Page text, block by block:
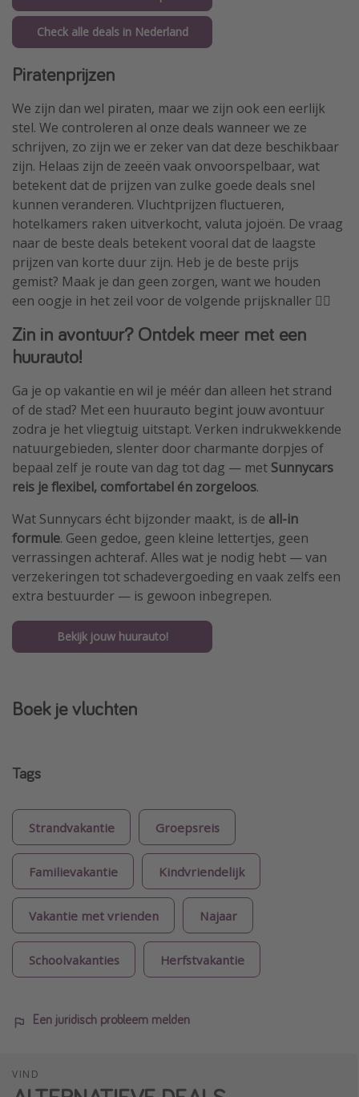
Check alle deals in Nederland
Piratenprijzen
We zijn dan wel piraten, maar we zijn ook een eerlijk
stel. We controleren al onze deals wanneer we ze
schrijven, zo zijn we er zeker van dat deze beschikbaar
zijn. Helaas zijn de zeeën vaak onvoorspelbaar, wat
betekent dat de prijzen van zulke goede deals snel
kunnen veranderen. Vluchtprijzen fluctueren,
hotelkamers raken uitverkocht, valuta jojoën. De vraag
naar de beste deals betekent vooral dat de laagste
prijzen van korte duur zijn. Heb je de beste prijs
gemist? Maak je dan geen zorgen, want we houden
een oogje in het zeil voor de volgende prijsknaller 🏴‍☠️
Zin in avontuur? Ontdek meer met een
huurauto!
Ga je op vakantie en wil je méér dan alleen het strand
of de stad? Met een huurauto begint jouw avontuur
zodra je het vliegtuig uitstapt. Verken indrukwekkende
natuurgebieden, slenter door charmante dorpjes of
bepaal zelf je route van dag tot dag — met Sunnycars
reis je flexibel, comfortabel én zorgeloos.
Wat Sunnycars écht bijzonder maakt, is de all-in
formule. Geen gedoe, geen kleine lettertjes, geen
verrassingen achteraf. Alles wat je nodig hebt — van
verzekeringen tot schadevergoeding en vaak zelfs een
extra bestuurder — is gewoon inbegrepen.
Bekijk jouw huurauto!
Boek je vluchten
Tags
Strandvakantie Groepsreis
Familievakantie Kindvriendelijk
Vakantie met vrienden Najaar
Schoolvakanties Herfstvakantie
Een juridisch probleem melden
VIND